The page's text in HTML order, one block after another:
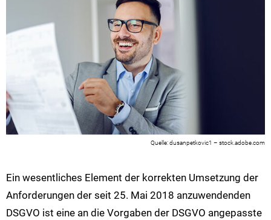
dusanpetkovic1 – stock.adobe.com
Ein wesentliches Element der korrekten Umsetzung der
Anforderungen der seit 25. Mai 2018 anzuwendenden
DSGVO ist eine an die Vorgaben der DSGVO angepasste